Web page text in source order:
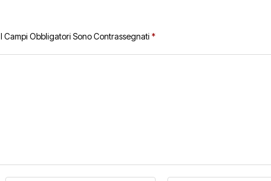
I Campi Obbligatori Sono Contrassegnati *